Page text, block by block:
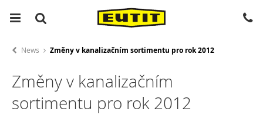
News Změny v kanalizačním sortimentu pro rok 2012
Změny v kanalizačním
sortimentu pro rok 2012